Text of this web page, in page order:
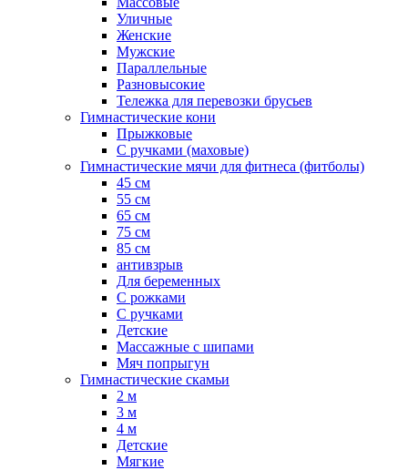
Уличные
Женские
Мужские
Параллельные
Разновысокие
Тележка для перевозки брусьев
Гимнастические кони
Прыжковые
С ручками (маховые)
Гимнастические мячи для фитнеса (фитболы)
45 см
55 см
65 см
75 см
85 см
антивзрыв
Для беременных
С рожками
С ручками
Детские
Массажные с шипами
Мяч попрыгун
Гимнастические скамьи
2 м
3 м
4 м
Детские
Мягкие